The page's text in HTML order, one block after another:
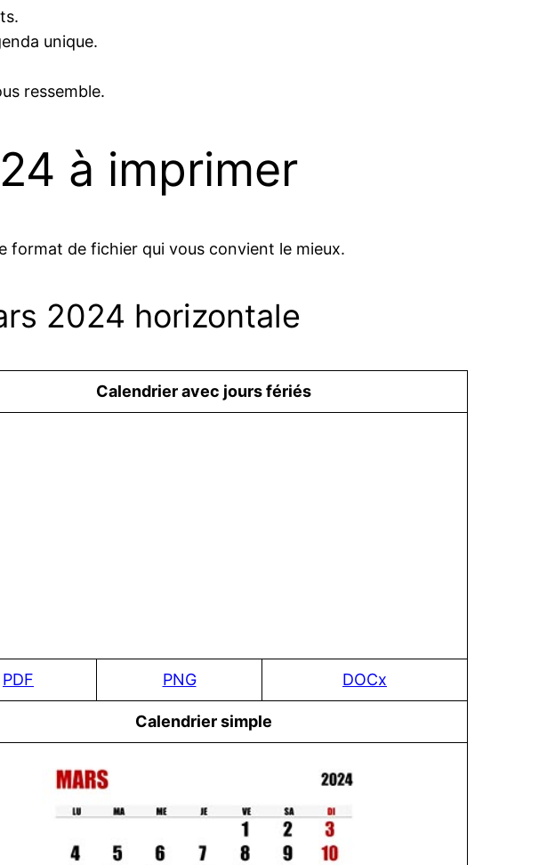
unique.
ressemble.
à imprimer
format de fichier qui vous convient le mieux.
2024 horizontale
Сalendrier avec jours fériés
PDF PNG DOCx
Сalendrier simple